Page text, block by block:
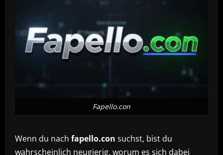
Fapello.con
Wenn du nach fapello.con suchst, bist du
wahrscheinlich neugierig, worum es sich dabei